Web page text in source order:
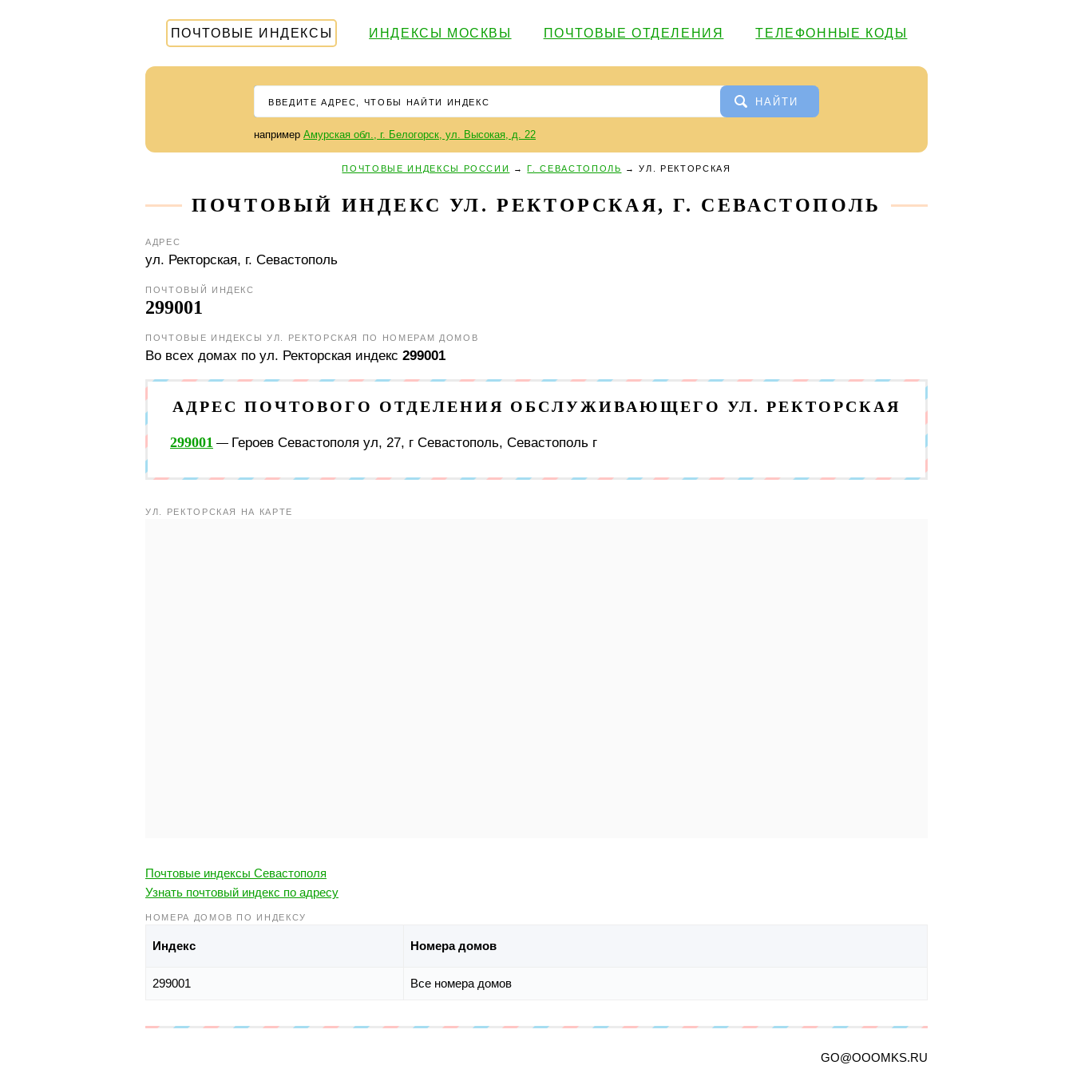
ПОЧТОВЫЕ ИНДЕКСЫ ИНДЕКСЫ МОСКВЫ ПОЧТОВЫЕ ОТДЕЛЕНИЯ ТЕЛЕФОННЫЕ КОДЫ
НАЙТИ
например Амурская обл., г. Белогорск, ул. Высокая, д. 22
ПОЧТОВЫЕ ИНДЕКСЫ РОССИИ →Г. СЕВАСТОПОЛЬ →УЛ. РЕКТОРСКАЯ
ПОЧТОВЫЙ ИНДЕКС УЛ. РЕКТОРСКАЯ, Г. СЕВАСТОПОЛЬ
АДРЕС
ул. Ректорская, г. Севастополь
ПОЧТОВЫЙ ИНДЕКС
299001
ПОЧТОВЫЕ ИНДЕКСЫ УЛ. РЕКТОРСКАЯ ПО НОМЕРАМ ДОМОВ
Во всех домах по ул. Ректорская индекс 299001
АДРЕС ПОЧТОВОГО ОТДЕЛЕНИЯ ОБСЛУЖИВАЮЩЕГО УЛ. РЕКТОРСКАЯ
299001 — Героев Севастополя ул, 27, г Севастополь, Севастополь г
УЛ. РЕКТОРСКАЯ НА КАРТЕ
Почтовые индексы Севастополя
Узнать почтовый индекс по адресу
НОМЕРА ДОМОВ ПО ИНДЕКСУ
Индекс Номера домов
299001 Все номера домов
GO@OOOMKS.RU